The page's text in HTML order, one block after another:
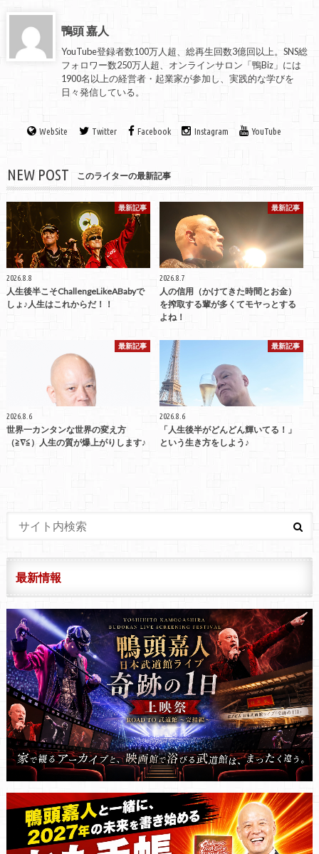
鴨頭 嘉人
YouTube登録者数100万人超、総再生回数3億回以上。SNS総
フォロワー数250万人超、オンラインサロン「鴨Biz」には
1900名以上の経営者・起業家が参加し、実践的な学びを
日々発信している。
WebSite Twitter Facebook Instagram YouTube
NEW POST このライターの最新記事
最新記事
2026.8.8
人生後半こそChallengeLikeABabyで
しょ♪人生はこれからだ！！
最新記事
2026.8.7
人の信用（かけてきた時間とお金）
を搾取する輩が多くてモヤっとする
よね！
最新記事
2026.8.6
世界一カンタンな世界の変え方
（≧∇≦）人生の質が爆上がりします♪
最新記事
2026.8.6
「人生後半がどんどん輝いてる！」
という生き方をしよう♪
最新情報